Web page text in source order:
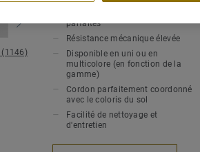
(1146)
Soudure à chaud pour une
parfaites
Résistance mécanique élevée
Disponible en uni ou en
multicolore (en fonction de la
gamme)
Cordon parfaitement coordonné
avec le coloris du sol
Facilité de nettoyage et
d'entretien